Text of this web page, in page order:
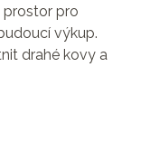
prostor pro
výkup.
drahé kovy a